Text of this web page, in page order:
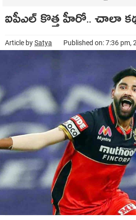
ఐపీఎల్ కొత్త హీరో.. చాలా
Article bySatya Published on: 7:36 pm,